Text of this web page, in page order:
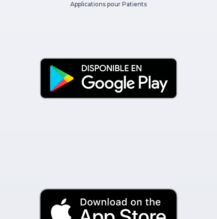
Applications pour Patients